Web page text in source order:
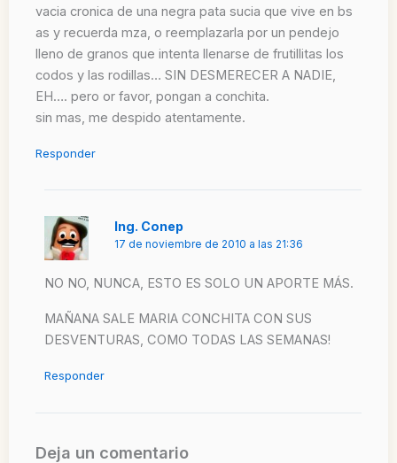
vacia cronica de una negra pata sucia que vive en bs
as y recuerda mza, o reemplazarla por un pendejo
lleno de granos que intenta llenarse de frutillitas los
codos y las rodillas… SIN DESMERECER A NADIE,
EH…. pero or favor, pongan a conchita.
sin mas, me despido atentamente.
Responder
Ing. Conep
17 de noviembre de 2010 a las 21:36
NO NO, NUNCA, ESTO ES SOLO UN APORTE MÁS.
MAÑANA SALE MARIA CONCHITA CON SUS
DESVENTURAS, COMO TODAS LAS SEMANAS!
Responder
Deja un comentario